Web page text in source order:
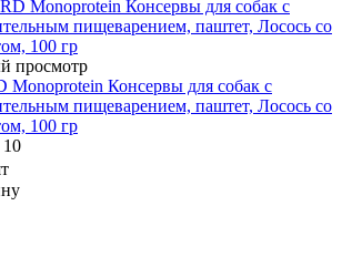
просмотр
Monoprotein Консервы для собак с
пищеварением, паштет, Лосось со
100 гр